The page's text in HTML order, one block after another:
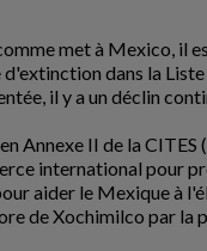
met à Mexico, il
dans la
il y a un déclin
Annexe II de la
international pour
aider le Mexique à
de Xochimilco par